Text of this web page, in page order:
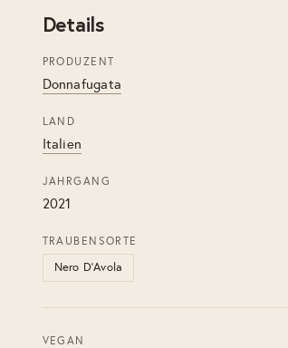
Details
PRODUZENT
Donnafugata
LAND
Italien
JAHRGANG
2021
TRAUBENSORTE
Nero D'Avola
VEGAN